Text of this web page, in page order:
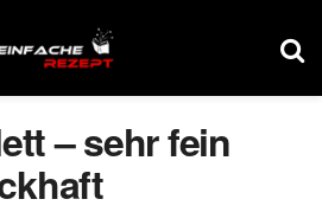
– sehr fein